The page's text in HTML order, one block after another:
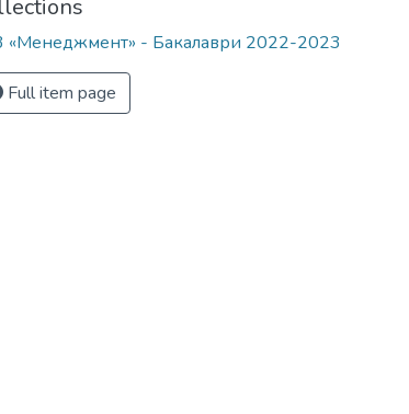
«Менеджмент» - Бакалаври 2022-2023
Full item page